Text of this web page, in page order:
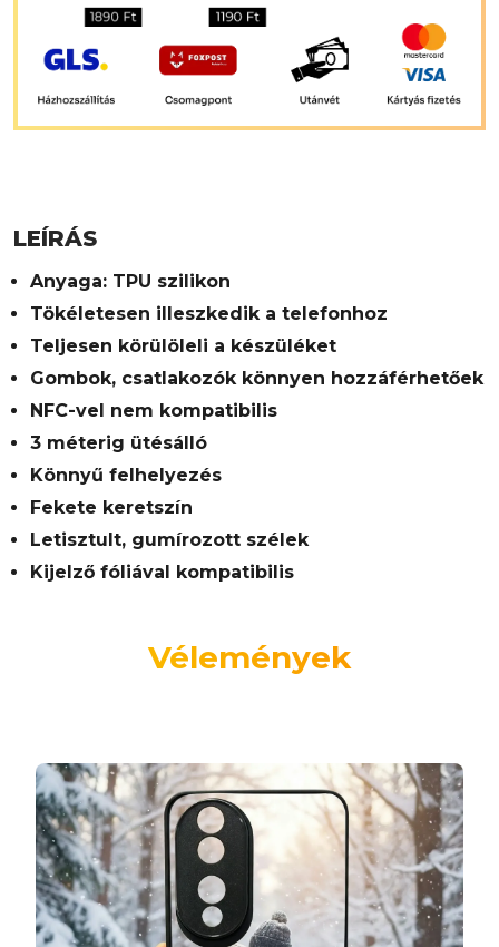
LEÍRÁS
Anyaga: TPU szilikon
Tökéletesen illeszkedik a telefonhoz
Teljesen körülöleli a készüléket
Gombok, csatlakozók könnyen hozzáférhetőek
NFC-vel nem kompatibilis
3 méterig ütésálló
Könnyű felhelyezés
Fekete keretszín
Letisztult, gumírozott szélek
Kijelző fóliával kompatibilis
Vélemények